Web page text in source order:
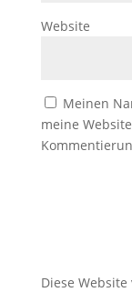
Website
Meinen
meine
Diese